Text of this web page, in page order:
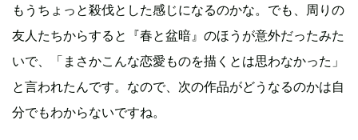
もうちょっと殺伐とした感じになるのかな。でも、周りの
友人たちからすると『春と盆暗』のほうが意外だったみた
いで、「まさかこんな恋愛ものを描くとは思わなかった」
と言われたんです。なので、次の作品がどうなるのかは自
分でもわからないですね。